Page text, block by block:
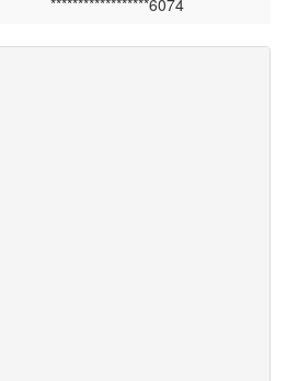
******************6074